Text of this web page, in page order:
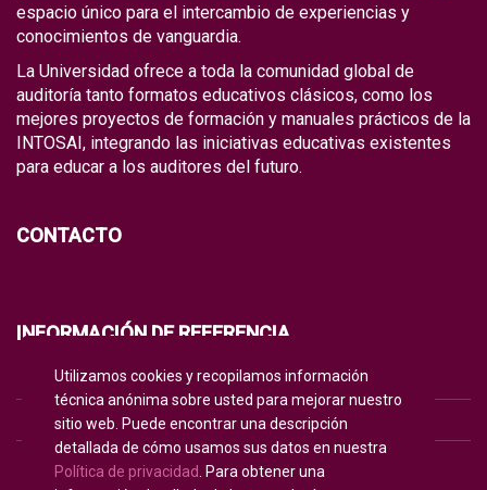
espacio único para el intercambio de experiencias y
conocimientos de vanguardia.
La Universidad ofrece a toda la comunidad global de
auditoría tanto formatos educativos clásicos, como los
mejores proyectos de formación y manuales prácticos de la
INTOSAI, integrando las iniciativas educativas existentes
para educar a los auditores del futuro.
CONTACTO
INFORMACIÓN DE REFERENCIA
POLÍTICA DE PRIVACIDAD
POLÍTICA DE COOKIES
TÉRMINOS DE USO
Utilizamos cookies y recopilamos información
técnica anónima sobre usted para mejorar nuestro
sitio web. Puede encontrar una descripción
detallada de cómo usamos sus datos en nuestra
Política de privacidad
. Para obtener una